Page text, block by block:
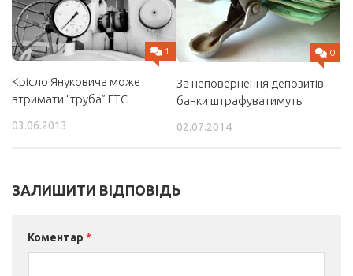
1
Крісло Януковича може
втримати “труба” ГТС
03.06.2013
0
За неповернення депозитів
банки штрафуватимуть
02.07.2014
ЗАЛИШИТИ ВІДПОВІДЬ
Коментар *